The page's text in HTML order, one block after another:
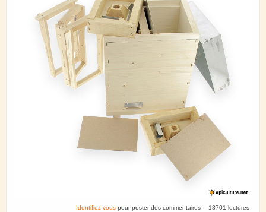
Identifiez-vous pour poster des commentaires 18701 lectures